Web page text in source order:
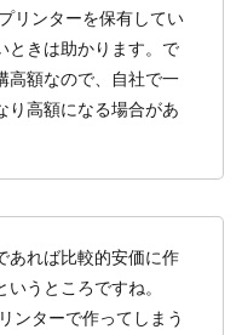
リンターを保有してい
ときは助かります。で
高額なので、自社で一
り高額になる場合があ
あれば比較的安価に作
うところですね。
ンターで作ってしまう